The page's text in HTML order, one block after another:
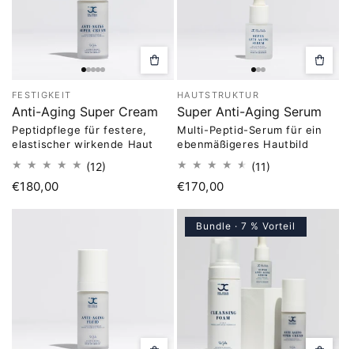
In
den
FESTIGKEIT
Anti-Aging Super Cream
Peptidpflege für festere,
elastischer wirkende Haut
(12)12
Normaler
€180,00
In
den
HAUTSTRUKTUR
Super Anti-Aging Serum
Multi-Peptid-Serum für ein
ebenmäßigeres Hautbild
(11)11
Normaler
€170,00
Bundle · 7 % Vorteil